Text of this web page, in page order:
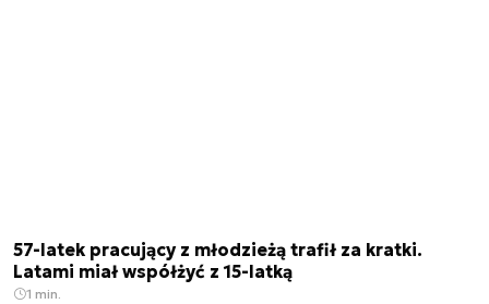
57-latek pracujący z młodzieżą trafił za kratki.
Latami miał współżyć z 15-latką
1 min.